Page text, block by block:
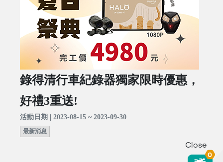
錄得清行車紀錄器獨家限時優惠，
好禮3重送!
活動日期 | 2023-08-15 ~ 2023-09-30
最新消息
Close
0